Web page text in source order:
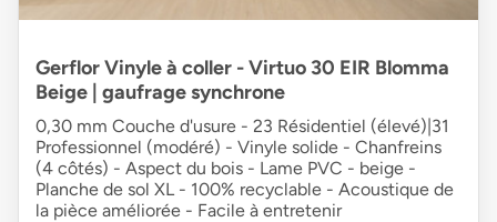
Gerflor Vinyle à coller - Virtuo 30 EIR Blomma
Beige | gaufrage synchrone
0,30 mm Couche d'usure - 23 Résidentiel (élevé)|31
Professionnel (modéré) - Vinyle solide - Chanfreins
(4 côtés) - Aspect du bois - Lame PVC - beige -
Planche de sol XL - 100% recyclable - Acoustique de
la pièce améliorée - Facile à entretenir